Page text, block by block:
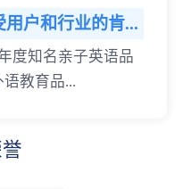
用户和行业的肯...
度知名亲子英语品
教育品...